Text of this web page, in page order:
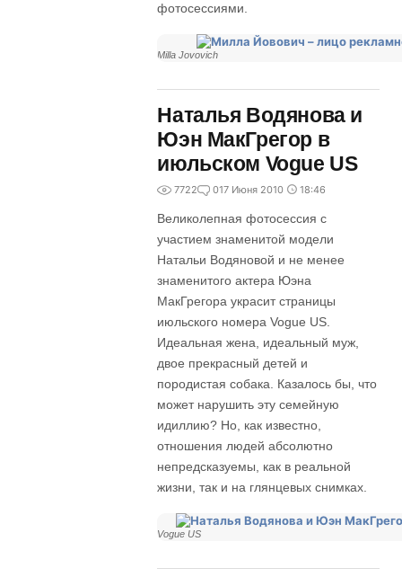
фотосессиями.
Milla Jovovich
Наталья Водянова и
Юэн МакГрегор в
июльском Vogue US
7722 017 Июня 2010 18:46
Великолепная фотосессия с
участием знаменитой модели
Натальи Водяновой и не менее
знаменитого актера Юэна
МакГрегора украсит страницы
июльского номера Vogue US.
Идеальная жена, идеальный муж,
двое прекрасный детей и
породистая собака. Казалось бы, что
может нарушить эту семейную
идиллию? Но, как известно,
отношения людей абсолютно
непредсказуемы, как в реальной
жизни, так и на глянцевых снимках.
Vogue US